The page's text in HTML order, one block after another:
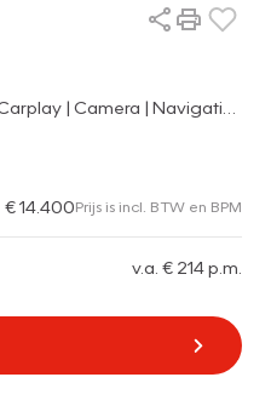
€ 14.400Prijs is incl. BTW en BPM
v.a. € 214 p.m.